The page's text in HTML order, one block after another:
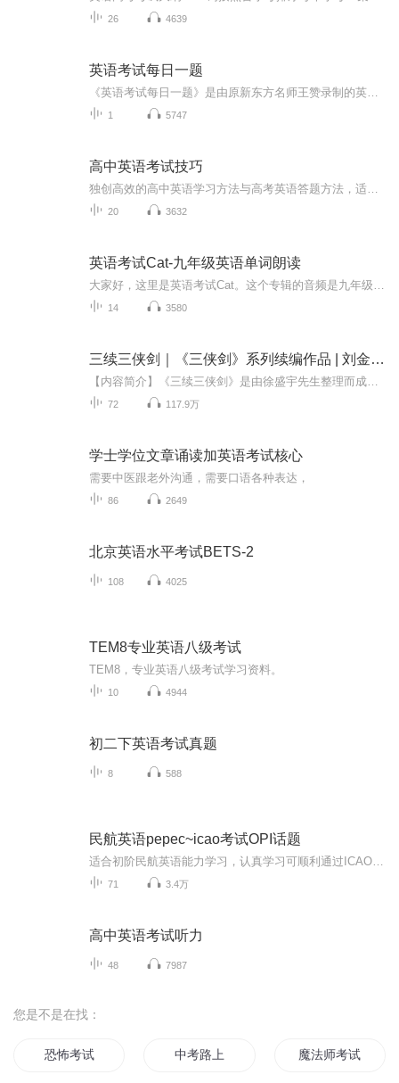
26 4639
英语考试每日一题
1 5747
高中英语考试技巧
20 3632
英语考试Cat-九年级英语单词朗读
14 3580
三续三侠剑｜《三侠剑》系列续编作品 | 刘金石播讲
72 117.9万
学士学位文章诵读加英语考试核心
需要中医跟老外沟通，需要口语各种表达，
86 2649
北京英语水平考试BETS-2
108 4025
TEM8专业英语八级考试
TEM8，专业英语八级考试学习资料。
10 4944
初二下英语考试真题
8 588
民航英语pepec~icao考试OPI话题
71 3.4万
高中英语考试听力
48 7987
您是不是在找：
恐怖考试 中考路上 魔法师考试复习